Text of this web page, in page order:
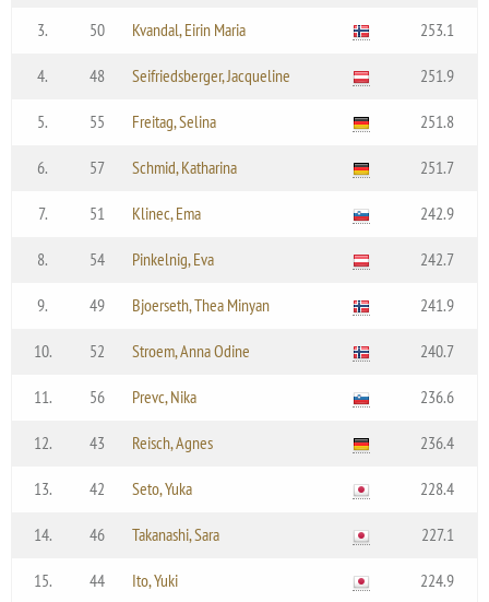
3. 50 Kvandal, Eirin Maria 253.1
4. 48 Seifriedsberger, Jacqueline 251.9
5. 55 Freitag, Selina 251.8
6. 57 Schmid, Katharina 251.7
7. 51 Klinec, Ema 242.9
8. 54 Pinkelnig, Eva 242.7
9. 49 Bjoerseth, Thea Minyan 241.9
10. 52 Stroem, Anna Odine 240.7
11. 56 Prevc, Nika 236.6
12. 43 Reisch, Agnes 236.4
13. 42 Seto, Yuka 228.4
14. 46 Takanashi, Sara 227.1
15. 44 Ito, Yuki 224.9